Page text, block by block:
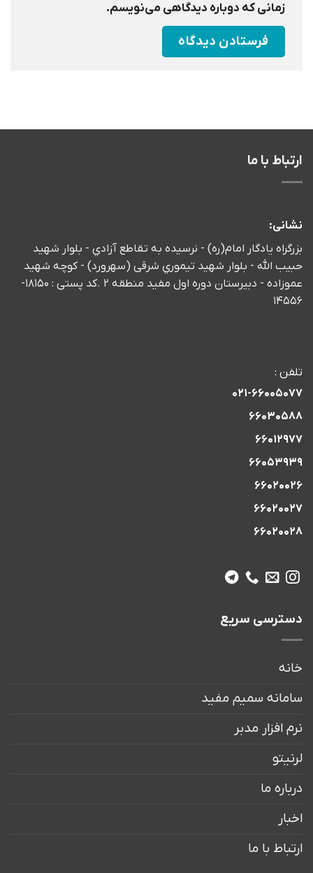
زمانی که دوباره دیدگاهی می‌نویسم.
ارتباط با ما
نشانی:
بزرگراه يادگار امام(ره) - نرسيده به تقاطع آزادي - بلوار شهید
حبیب الله - بلوار شهيد تيموري شرقی (سهرورد) - كوچه شهيد
عموزاده - دبیرستان دوره اول مفید منطقه 2 .کد پستی : 18150-
14556
تلفن :
021-66005077
66030588
66012977
66053939
66020026
66020027
66020028
دسترسی سریع
خانه
سامانه سمیم مفید
نرم افزار مدبر
لرنیتو
درباره ما
اخبار
ارتباط با ما